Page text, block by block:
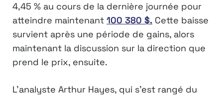
4,45 % au cours de la dernière journée pour
atteindre maintenant 100 380 $. Cette baisse
survient après une période de gains, alors
maintenant la discussion sur la direction que
prend le prix, ensuite.
L’analyste Arthur Hayes, qui s’est rangé du